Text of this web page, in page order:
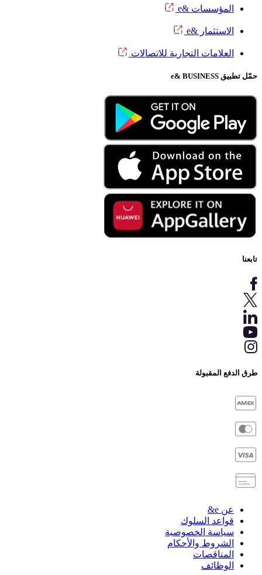
المؤسسات &e
الاستثمار &e
العلامات التجارية للاتصالات
حمّل تطبيق e& BUSINESS
تابعنا
طرق الدفع المقبولة
عن e&
قواعد السلوك
سياسة الخصوصية
الشروط والأحكام
المناقصات
الوظائف